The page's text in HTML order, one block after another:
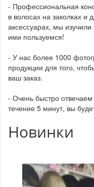
- Профессиональная
в волосах на заколках и
аксессуарах, мы
ими пользуемся!
- У нас более 1000
продукции для того,
ваш заказ.
- Очень быстро
течение 5 минут, вы
Новинки